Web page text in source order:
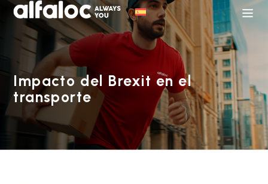
Impacto del Brexit en el
transporte